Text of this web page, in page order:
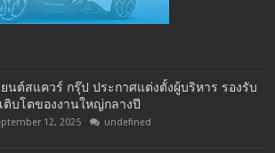
นต์สแควร์ กรุ๊ป ประกาศแต่งตั้งผู้บริหาร รองรับ
ติบโตของงานใหญ่กลางปี
12, 2025 undefined